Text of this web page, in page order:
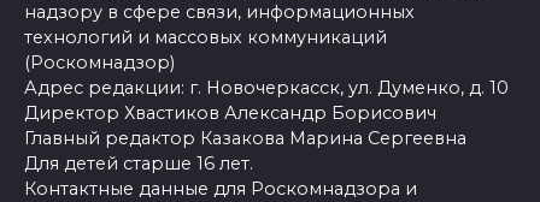
надзору в сфере связи, информационных
технологий и массовых коммуникаций
(Роскомнадзор)
Адрес редакции: г. Новочеркасск, ул. Думенко, д. 10
Директор Хвастиков Александр Борисович
Главный редактор Казакова Марина Сергеевна
Для детей старше 16 лет.
Контактные данные для Роскомнадзора и